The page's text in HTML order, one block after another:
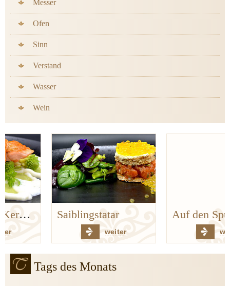
Messer
Ofen
Sinn
Verstand
Wasser
Wein
Saiblingstatar Auf den Spuren der Bergischen Küchenklassiker
Tags des Monats